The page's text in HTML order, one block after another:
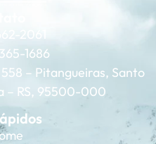
2061
1686
– Pitangueiras, Santo
– RS, 95500-000